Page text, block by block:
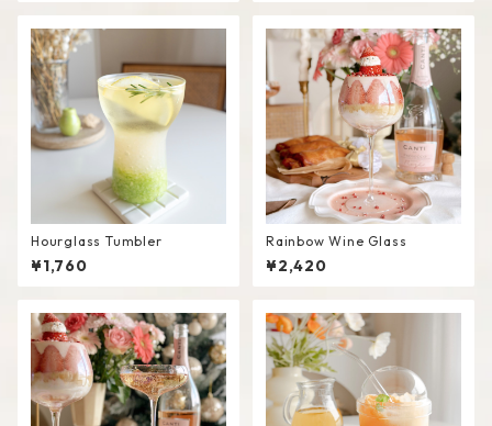
Hourglass Tumbler
¥1,760
Rainbow Wine Glass
¥2,420